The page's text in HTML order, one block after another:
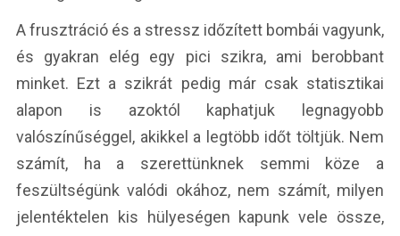
A frusztráció és a stressz időzített bombái vagyunk,
és gyakran elég egy pici szikra, ami berobbant
minket. Ezt a szikrát pedig már csak statisztikai
alapon is azoktól kaphatjuk legnagyobb
valószínűséggel, akikkel a legtöbb időt töltjük. Nem
számít, ha a szerettünknek semmi köze a
feszültségünk valódi okához, nem számít, milyen
jelentéktelen kis hülyeségen kapunk vele össze,